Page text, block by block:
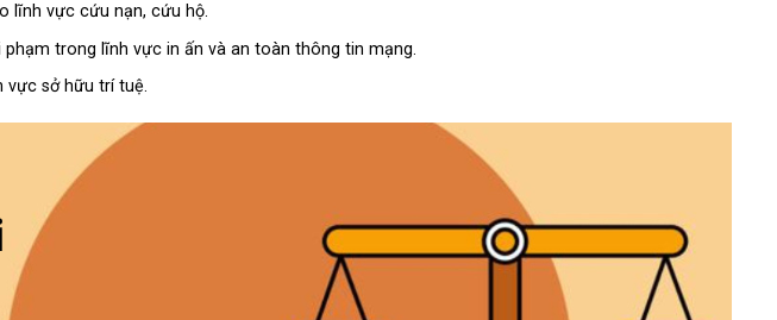
lĩnh vực cứu nạn, cứu hộ.
phạm trong lĩnh vực in ấn và an toàn thông tin mạng.
vực sở hữu trí tuệ.